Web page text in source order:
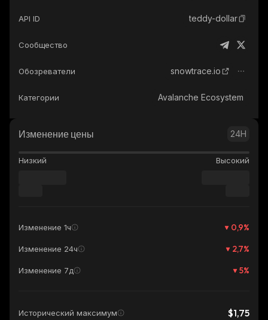
API ID teddy-dollar
Сообщество
Обозреватели snowtrace.io
Категории Avalanche Ecosystem
Изменение цены 24H
Низкий Высокий
Изменение 1ч 0,9%
Изменение 24ч 2,7%
Изменение 7д 5%
Исторический максимум $1,75